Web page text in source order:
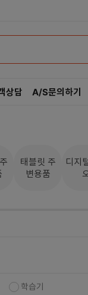
상담 A/S문의하기
태블릿 주
변용품
디지
학습기